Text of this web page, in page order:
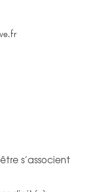
s’associent